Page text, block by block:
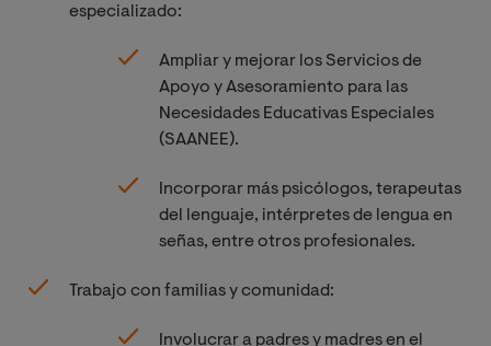
especializado:
Ampliar y mejorar los Servicios de
Apoyo y Asesoramiento para las
Necesidades Educativas Especiales
(SAANEE).
Incorporar más psicólogos, terapeutas
del lenguaje, intérpretes de lengua en
señas, entre otros profesionales.
Trabajo con familias y comunidad:
Involucrar a padres y madres en el